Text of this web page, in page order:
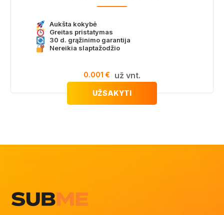
Aukšta kokybė
Greitas pristatymas
30 d. grąžinimo garantija
Nereikia slaptažodžio
0.001 € už vnt.
UŽSAKYTI